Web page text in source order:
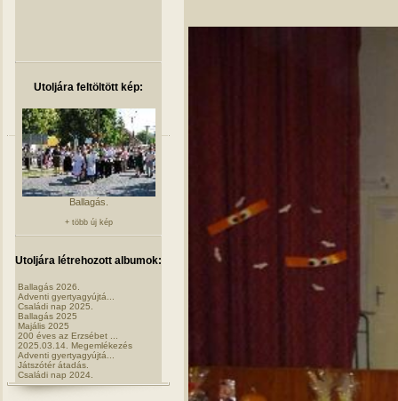
Utoljára feltöltött kép:
Ballagás.
+ több új kép
Utoljára létrehozott albumok:
Ballagás 2026.
Adventi gyertyagyújtá...
Családi nap 2025.
Ballagás 2025
Majális 2025
200 éves az Erzsébet ...
2025.03.14. Megemlékezés
Adventi gyertyagyújtá...
Játszótér átadás.
Családi nap 2024.